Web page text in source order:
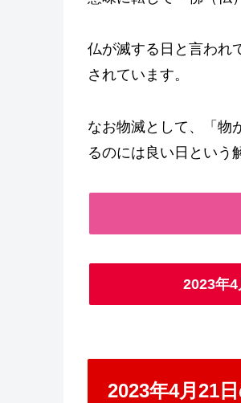
仏が滅する日と言われ
されています。
なお物滅として、「物
るのには良い日という
2023年4
2023年4月21